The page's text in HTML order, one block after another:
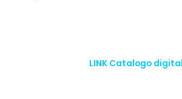
LINK Catalogo digital